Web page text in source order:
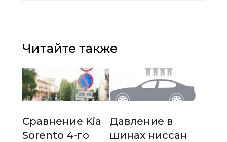
Читайте также
Сравнение Kia
Sorento 4-го
Давление в
шинах ниссан